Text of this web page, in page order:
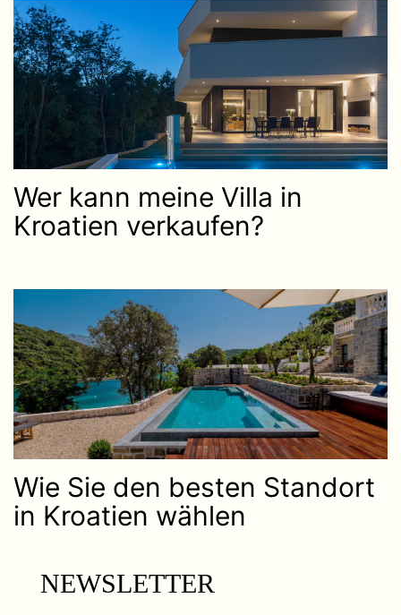
Wer kann meine Villa in
Kroatien verkaufen?
Wie Sie den besten Standort
in Kroatien wählen
NEWSLETTER